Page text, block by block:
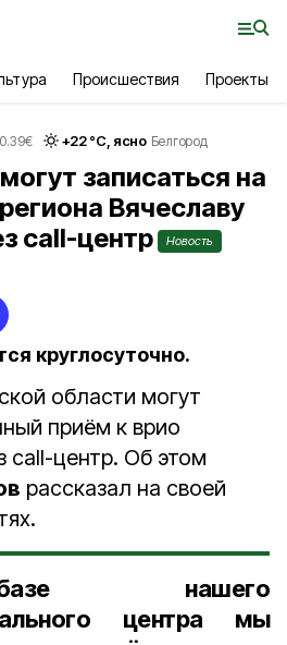
Происшествия Проекты
€ +22°С, ясно Белгород
записаться на
Вячеславу
call-центр
Новость
круглосуточно.
области могут
приём к врио
call-центр. Об этом
рассказал на своей
нашего
центра мы